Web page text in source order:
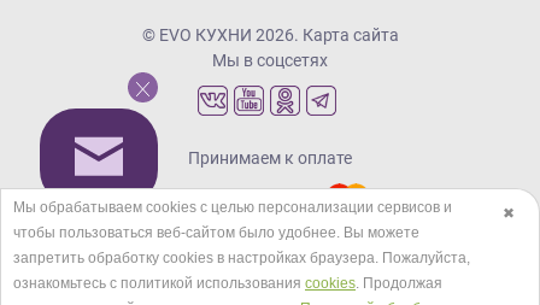
© EVO КУХНИ 2026. Карта сайта
Мы в соцсетях
Принимаем к оплате
Кредиты и рассрочка
✖
Мы обрабатываем cookies с целью персонализации сервисов и
чтобы пользоваться веб-сайтом было удобнее. Вы можете
запретить обработку сookies в настройках браузера. Пожалуйста,
ознакомьтесь с политикой использования cookies. Продолжая